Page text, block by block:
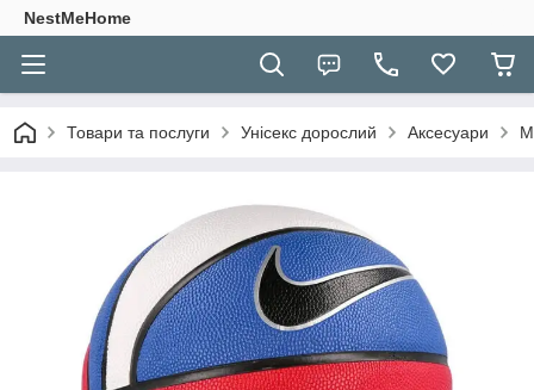
NestMeHome
Товари та послуги Унісекс дорослий Аксесуари